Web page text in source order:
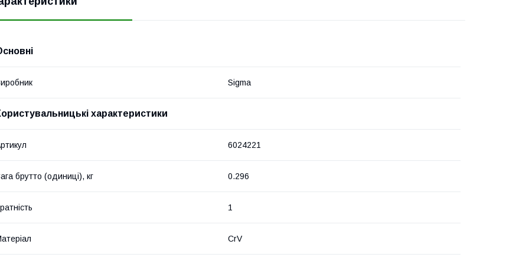
Sigma
характеристики
6024221
брутто (одиниці), кг 0.296
1
CrV